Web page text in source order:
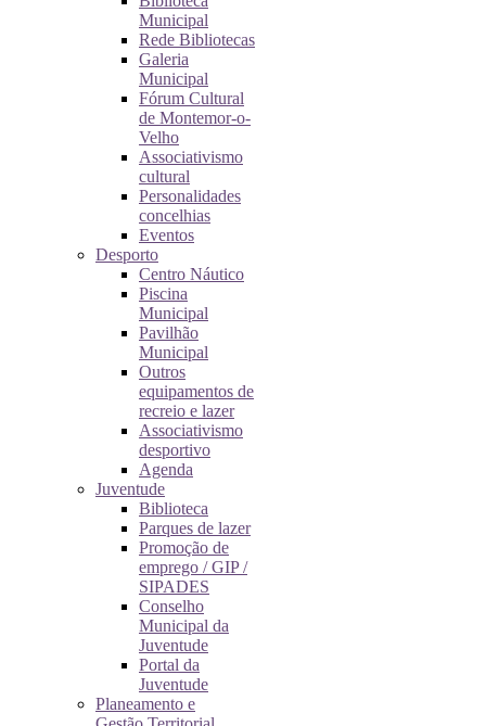
Municipal
Rede Bibliotecas
Galeria
Municipal
Fórum Cultural
de Montemor-o-
Velho
Associativismo
cultural
Personalidades
concelhias
Eventos
Desporto
Centro Náutico
Piscina
Municipal
Pavilhão
Municipal
Outros
equipamentos de
recreio e lazer
Associativismo
desportivo
Agenda
Juventude
Biblioteca
Parques de lazer
Promoção de
emprego / GIP /
SIPADES
Conselho
Municipal da
Juventude
Portal da
Juventude
Planeamento e